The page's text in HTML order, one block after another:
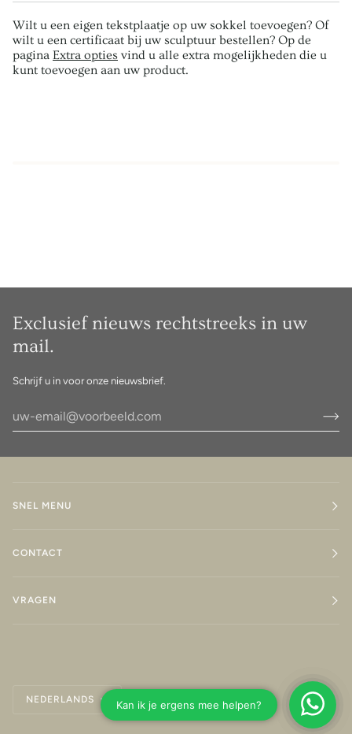
Wilt u een eigen tekstplaatje op uw sokkel toevoegen? Of
wilt u een certificaat bij uw sculptuur bestellen? Op de
pagina Extra opties vind u alle extra mogelijkheden die u
kunt toevoegen aan uw product.
Exclusief nieuws rechtstreeks in uw
mail.
Schrijf u in voor onze nieuwsbrief.
SNEL MENU
CONTACT
VRAGEN
Taal
NEDERLANDS